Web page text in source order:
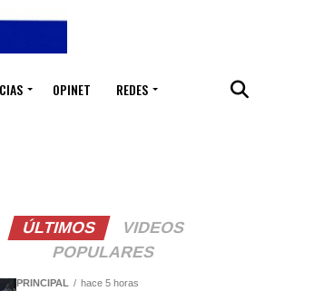
OPINET REDES
ÚLTIMOS
VIDEOS
POPULARES
PRINCIPAL hace 5 horas